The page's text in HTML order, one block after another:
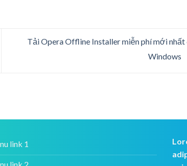
Tải Opera Offline Installer miễn phí mới nhất
Windows
link 1
link 2